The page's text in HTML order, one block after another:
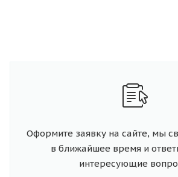
Оформите заявку на сайте, мы
в ближайшее время и
интересующие